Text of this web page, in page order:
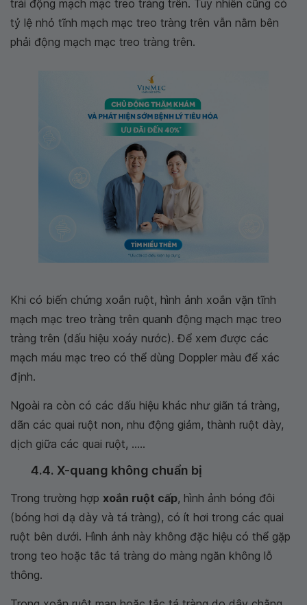
trái động mạch mạc treo tràng trên. Tuy nhiên cũng có
tỷ lệ nhỏ tĩnh mạch mạc treo tràng trên vẫn nằm bên
phải động mạch mạc treo tràng trên.
Khi có biến chứng xoắn ruột, hình ảnh xoắn vặn tĩnh
mạch mạc treo tràng trên quanh động mạch mạc treo
tràng trên (dấu hiệu xoáy nước). Để xem được các
mạch máu mạc treo có thể dùng Doppler màu để xác
định.
Ngoài ra còn có các dấu hiệu khác như giãn tá tràng,
dãn các quai ruột non, nhu động giảm, thành ruột dày,
dịch giữa các quai ruột, .....
4.4. X-quang không chuẩn bị
Trong trường hợp xoắn ruột cấp, hình ảnh bóng đôi
(bóng hơi dạ dày và tá tràng), có ít hơi trong các quai
ruột bên dưới. Hình ảnh này không đặc hiệu có thể gặp
trong teo hoặc tắc tá tràng do màng ngăn không lỗ
thông.